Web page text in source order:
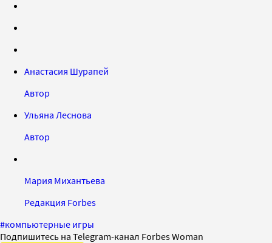
Анастасия Шурапей
Автор
Ульяна Леснова
Автор
Мария Михантьева
Редакция Forbes
#компьютерные игры
Подпишитесь на Telegram-канал Forbes Woman